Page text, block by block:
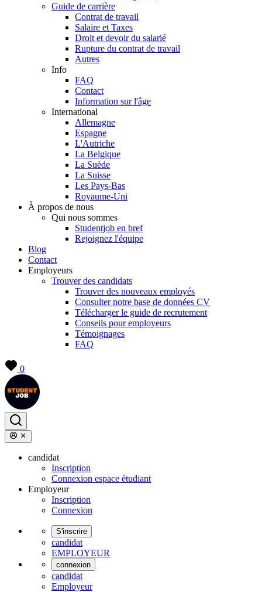
Guide de carrière
Contrat de travail
Salaire et Taxes
Droit et devoir du salarié
Rupture du contrat de travail
Autres
Info
FAQ
Contact
Information sur l'âge
International
Allemagne
Espagne
L'Autriche
La Belgique
La Suède
La Suisse
Les Pays-Bas
Royaume-Uni
À propos de nous
Qui nous sommes
Studentjob en bref
Rejoignez l'équipe
Blog
Contact
Employeurs
Trouver des candidats
Trouver des nouveaux employés
Consulter notre base de données CV
Télécharger le guide de recrutement
Conseils pour employeurs
Témoignages
FAQ
0
candidat
Inscription
Connexion espace étudiant
Employeur
Inscription
Connexion
S'inscrire
candidat
EMPLOYEUR
connexion
candidat
Employeur